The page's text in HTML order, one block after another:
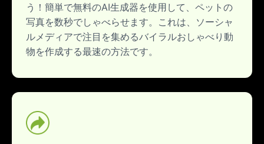
う！簡単で無料のAI生成器を使用して、ペットの
写真を数秒でしゃべらせます。これは、ソーシャ
ルメディアで注目を集めるバイラルおしゃべり動
物を作成する最速の方法です。